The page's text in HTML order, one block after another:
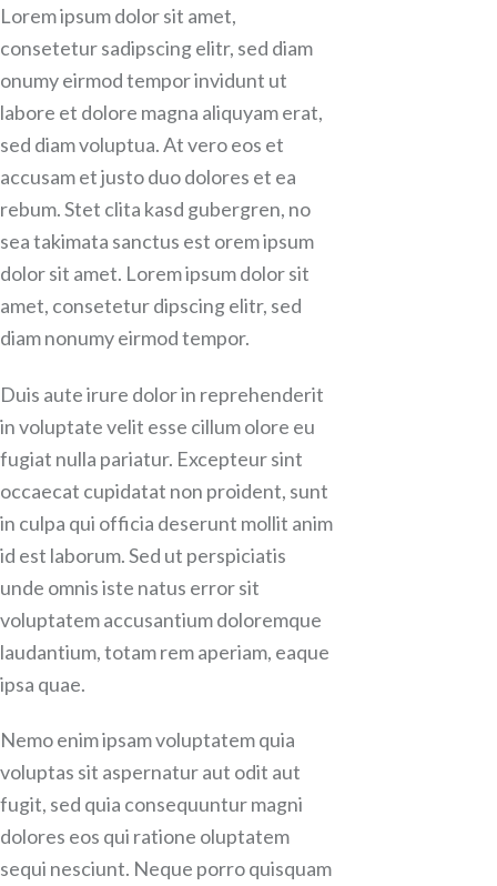
Lorem ipsum dolor sit amet,
consetetur sadipscing elitr, sed diam
onumy eirmod tempor invidunt ut
labore et dolore magna aliquyam erat,
sed diam voluptua. At vero eos et
accusam et justo duo dolores et ea
rebum. Stet clita kasd gubergren, no
sea takimata sanctus est orem ipsum
dolor sit amet. Lorem ipsum dolor sit
amet, consetetur dipscing elitr, sed
diam nonumy eirmod tempor.
Duis aute irure dolor in reprehenderit
in voluptate velit esse cillum olore eu
fugiat nulla pariatur. Excepteur sint
occaecat cupidatat non proident, sunt
in culpa qui officia deserunt mollit anim
id est laborum. Sed ut perspiciatis
unde omnis iste natus error sit
voluptatem accusantium doloremque
laudantium, totam rem aperiam, eaque
ipsa quae.
Nemo enim ipsam voluptatem quia
voluptas sit aspernatur aut odit aut
fugit, sed quia consequuntur magni
dolores eos qui ratione oluptatem
sequi nesciunt. Neque porro quisquam